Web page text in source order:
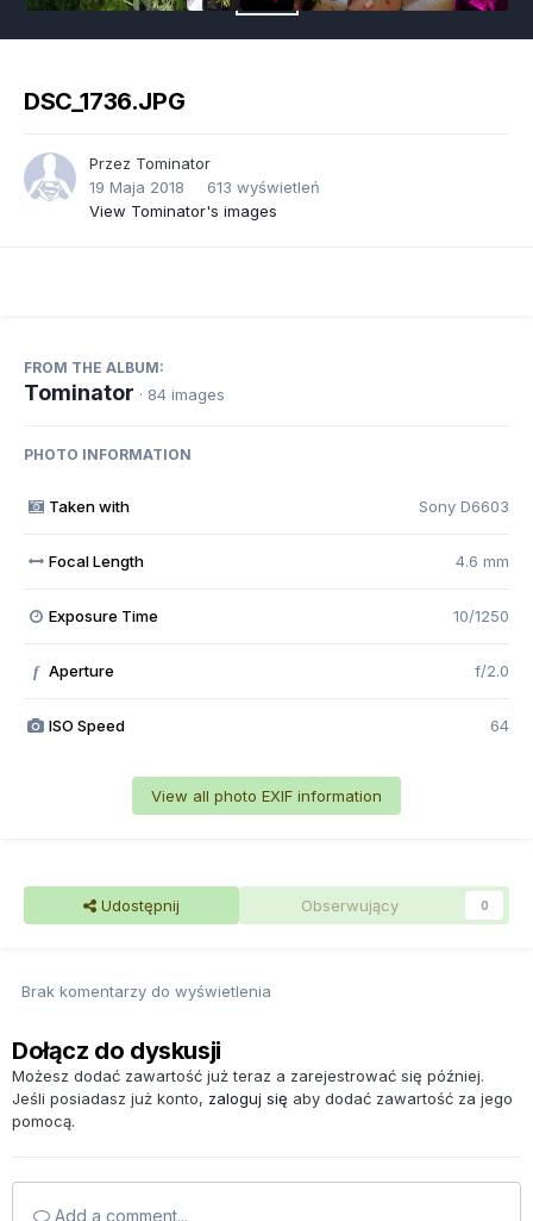
DSC_1736.JPG
Przez Tominator
19 Maja 2018
613 wyświetleń
View Tominator's images
FROM THE ALBUM:
Tominator · 84 images
PHOTO INFORMATION
Taken with Sony D6603
Focal Length 4.6 mm
Exposure Time 10/1250
f Aperture f/2.0
ISO Speed 64
View all photo EXIF information
Udostępnij Obserwujący 0
Brak komentarzy do wyświetlenia
Dołącz do dyskusji
Możesz dodać zawartość już teraz a zarejestrować się później.
Jeśli posiadasz już konto, zaloguj się aby dodać zawartość za jego
pomocą.
Add a comment...